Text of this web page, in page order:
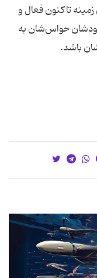
زمینه تاکنون فعال و
خودشان حواس‌شان به